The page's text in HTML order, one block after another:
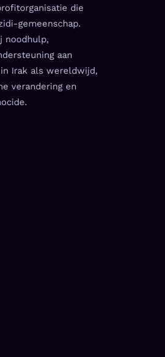
die
gemeenschap.
noodhulp,
aan
Irak als wereldwijd,
verandering en